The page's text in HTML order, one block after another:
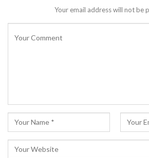
Your email address will not be